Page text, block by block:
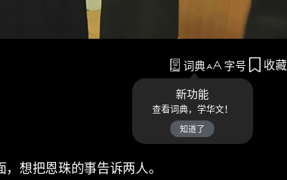
词典
新功能
查看词典，学华文！
知道了
字号 收藏
想把恩珠的事告诉两人。